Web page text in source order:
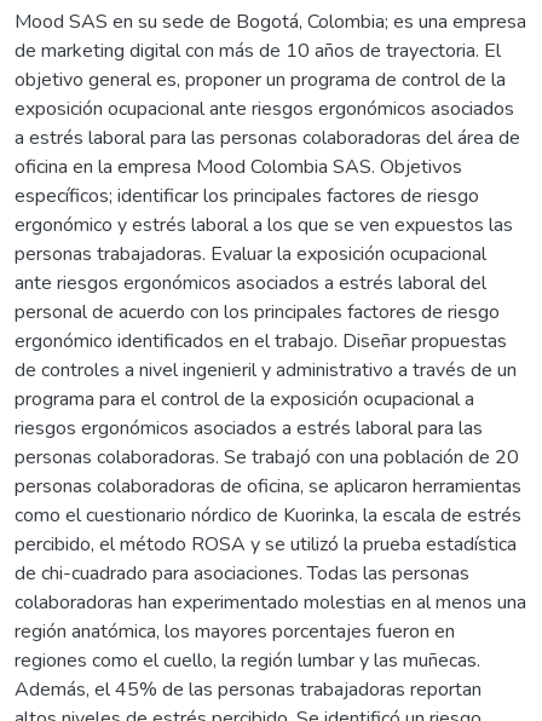
Mood SAS en su sede de Bogotá, Colombia; es una empresa
de marketing digital con más de 10 años de trayectoria. El
objetivo general es, proponer un programa de control de la
exposición ocupacional ante riesgos ergonómicos asociados
a estrés laboral para las personas colaboradoras del área de
oficina en la empresa Mood Colombia SAS. Objetivos
específicos; identificar los principales factores de riesgo
ergonómico y estrés laboral a los que se ven expuestos las
personas trabajadoras. Evaluar la exposición ocupacional
ante riesgos ergonómicos asociados a estrés laboral del
personal de acuerdo con los principales factores de riesgo
ergonómico identificados en el trabajo. Diseñar propuestas
de controles a nivel ingenieril y administrativo a través de un
programa para el control de la exposición ocupacional a
riesgos ergonómicos asociados a estrés laboral para las
personas colaboradoras. Se trabajó con una población de 20
personas colaboradoras de oficina, se aplicaron herramientas
como el cuestionario nórdico de Kuorinka, la escala de estrés
percibido, el método ROSA y se utilizó la prueba estadística
de chi-cuadrado para asociaciones. Todas las personas
colaboradoras han experimentado molestias en al menos una
región anatómica, los mayores porcentajes fueron en
regiones como el cuello, la región lumbar y las muñecas.
Además, el 45% de las personas trabajadoras reportan